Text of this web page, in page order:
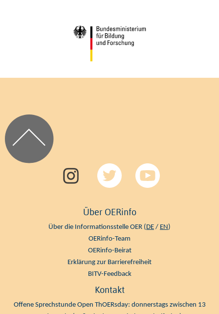
Über OERinfo
Über die Informationsstelle OER (DE / EN)
OERinfo-Team
OERinfo-Beirat
Erklärung zur Barrierefreiheit
BITV-Feedback
Kontakt
Offene Sprechstunde Open ThOERsday: donnerstags zwischen 13